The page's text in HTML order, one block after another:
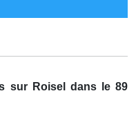
sur Roisel dans le 89